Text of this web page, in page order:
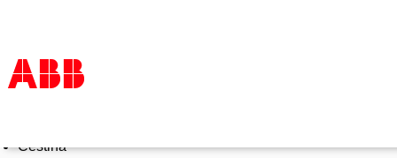
Products & Solutions
Čeština